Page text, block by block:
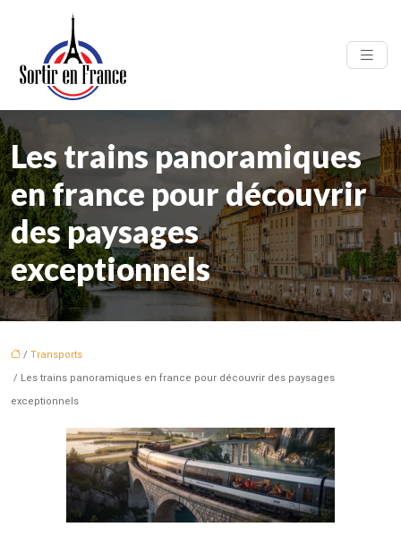
Les trains panoramiques
en france pour découvrir
des paysages
exceptionnels
/ Transports
/ Les trains panoramiques en france pour découvrir des paysages
exceptionnels